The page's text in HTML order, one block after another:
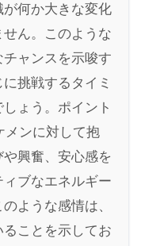
何か大きな変化
ん。このような
ャンスを示唆す
挑戦するタイミ
ょう。ポイント
メンに対して抱
興奮、安心感を
ブなエネルギー
ような感情は、
ことを示してお